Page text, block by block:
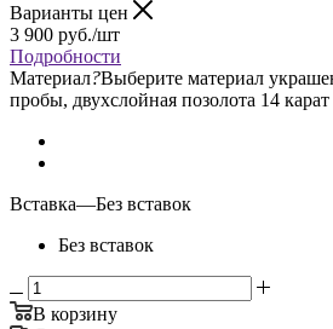
Варианты цен
3 900 руб./шт
Подробности
Материал?Выберите материал
пробы, двухслойная позолота 14 карат
Вставка—Без вставок
Без вставок
В корзину